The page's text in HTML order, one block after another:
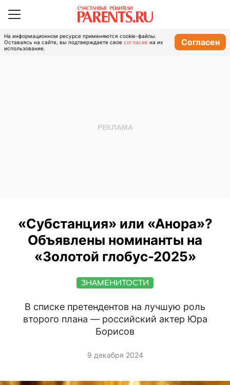
На информационном ресурсе применяются cookie-файлы.
Оставаясь на сайте, вы подтверждаете свое согласие на их
использование.
Согласен
«Субстанция» или «Анора»?
Объявлены номинанты на
«Золотой глобус-2025»
ЗНАМЕНИТОСТИ
В списке претендентов на лучшую роль
второго плана — российский актер Юра
Борисов
9 декабря 2024